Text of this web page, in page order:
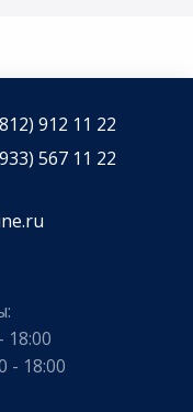
912 11 22
567 11 22
18:00
- 18:00